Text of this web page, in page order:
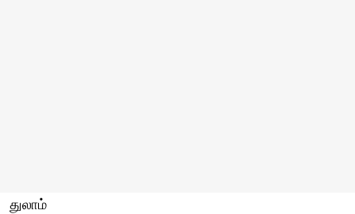
துலாம்